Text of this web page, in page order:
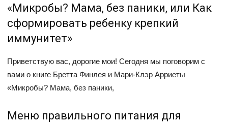
«Микробы? Мама, без паники, или Как
сформировать ребенку крепкий
иммунитет»
Приветствую вас, дорогие мои! Сегодня мы поговорим с
вами о книге Бретта Финлея и Мари-Клэр Арриеты
«Микробы? Мама, без паники,
Меню правильного питания для